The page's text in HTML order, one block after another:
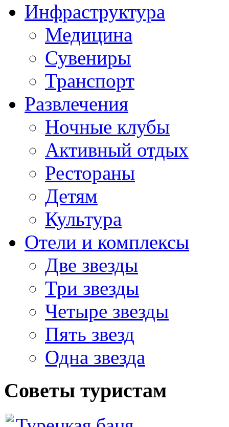
Инфраструктура
Медицина
Сувениры
Транспорт
Развлечения
Ночные клубы
Активный отдых
Рестораны
Детям
Культура
Отели и комплексы
Две звезды
Три звезды
Четыре звезды
Пять звезд
Одна звезда
Советы туристам